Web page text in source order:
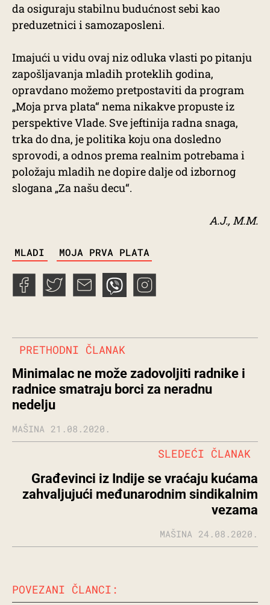
da osiguraju stabilnu budućnost sebi kao
preduzetnici i samozaposleni.
Imajući u vidu ovaj niz odluka vlasti po pitanju
zapošljavanja mladih proteklih godina,
opravdano možemo pretpostaviti da program
„Moja prva plata“ nema nikakve propuste iz
perspektive Vlade. Sve jeftinija radna snaga,
trka do dna, je politika koju ona dosledno
sprovodi, a odnos prema realnim potrebama i
položaju mladih ne dopire dalje od izbornog
slogana „Za našu decu“.
A.J., M.M.
MLADI MOJA PRVA PLATA
PRETHODNI ČLANAK
Minimalac ne može zadovoljiti radnike i
radnice smatraju borci za neradnu
nedelju
MAŠINA 21.08.2020.
Građevinci iz Indije se vraćaju kućama
zahvaljujući međunarodnim sindikalnim
vezama
SLEDEĆI ČLANAK
MAŠINA 24.08.2020.
POVEZANI ČLANCI: